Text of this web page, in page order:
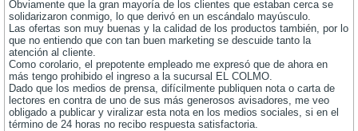
Obviamente que la gran mayoría de los clientes que estaban cerca se
solidarizaron conmigo, lo que derivó en un escándalo mayúsculo.
Las ofertas son muy buenas y la calidad de los productos también, por lo
que no entiendo que con tan buen marketing se descuide tanto la
atención al cliente.
Como corolario, el prepotente empleado me expresó que de ahora en
más tengo prohibido el ingreso a la sucursal EL COLMO.
Dado que los medios de prensa, difícilmente publiquen nota o carta de
lectores en contra de uno de sus más generosos avisadores, me veo
obligado a publicar y viralizar esta nota en los medios sociales, si en el
término de 24 horas no recibo respuesta satisfactoria.